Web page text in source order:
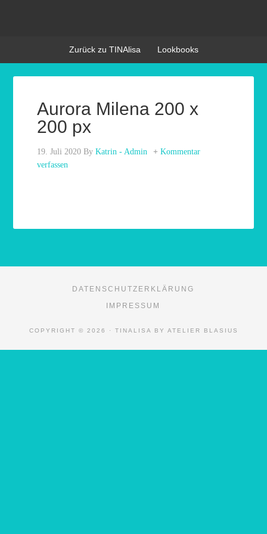
Zurück zu TINAlisa Lookbooks
Aurora Milena 200 x
200 px
19. Juli 2020 ByKatrin - Admin
Kommentar
verfassen
DATENSCHUTZERKLÄRUNG
IMPRESSUM
COPYRIGHT © 2026 · TINALISA BY ATELIER BLASIUS